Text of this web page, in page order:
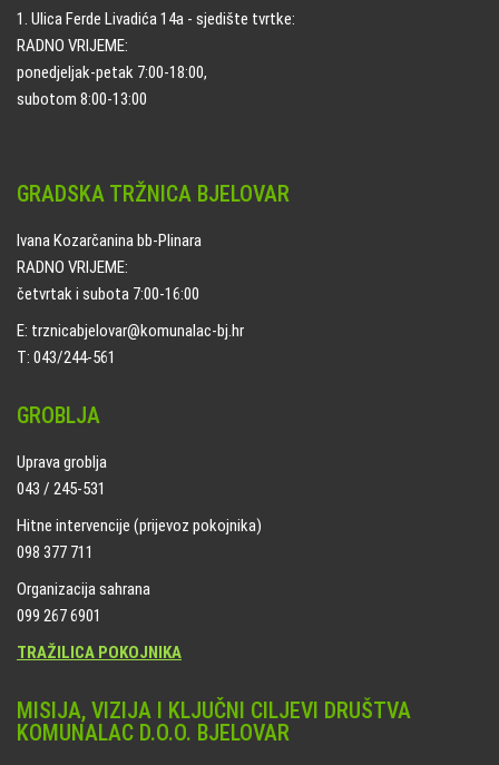
1. Ulica Ferde Livadića 14a - sjedište tvrtke:
RADNO VRIJEME:
ponedjeljak-petak 7:00-18:00,
subotom 8:00-13:00
GRADSKA TRŽNICA BJELOVAR
Ivana Kozarčanina bb-Plinara
RADNO VRIJEME:
četvrtak i subota 7:00-16:00
E: trznicabjelovar@komunalac-bj.hr
T: 043/244-561
GROBLJA
Uprava groblja
043 / 245-531
Hitne intervencije (prijevoz pokojnika)
098 377 711
Organizacija sahrana
099 267 6901
TRAŽILICA POKOJNIKA
MISIJA, VIZIJA I KLJUČNI CILJEVI DRUŠTVA
KOMUNALAC D.O.O. BJELOVAR